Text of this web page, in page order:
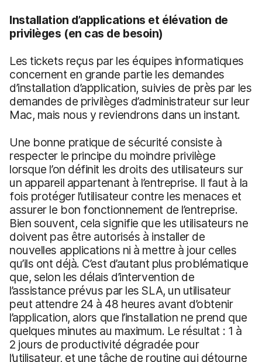
Installation d’applications et élévation de
privilèges (en cas de besoin)
Les tickets reçus par les équipes informatiques
concernent en grande partie les demandes
d’installation d’application, suivies de près par les
demandes de privilèges d’administrateur sur leur
Mac, mais nous y reviendrons dans un instant.
Une bonne pratique de sécurité consiste à
respecter le principe du moindre privilège
lorsque l’on définit les droits des utilisateurs sur
un appareil appartenant à l’entreprise. Il faut à la
fois protéger l’utilisateur contre les menaces et
assurer le bon fonctionnement de l’entreprise.
Bien souvent, cela signifie que les utilisateurs ne
doivent pas être autorisés à installer de
nouvelles applications ni à mettre à jour celles
qu’ils ont déjà. C’est d’autant plus problématique
que, selon les délais d’intervention de
l’assistance prévus par les SLA, un utilisateur
peut attendre 24 à 48 heures avant d’obtenir
l’application, alors que l’installation ne prend que
quelques minutes au maximum. Le résultat : 1 à
2 jours de productivité dégradée pour
l’utilisateur, et une tâche de routine qui détourne